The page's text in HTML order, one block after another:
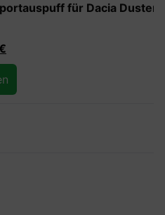
für Dacia Duster II